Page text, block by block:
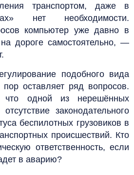
транспортом, даже в
нет необходимости.
компьютер уже давно в
дороге самостоятельно, —
подобного вида
оставляет ряд вопросов.
что одной из нерешённых
законодательного
беспилотных грузовиков в
происшествий. Кто
ответственность, если
в аварию?